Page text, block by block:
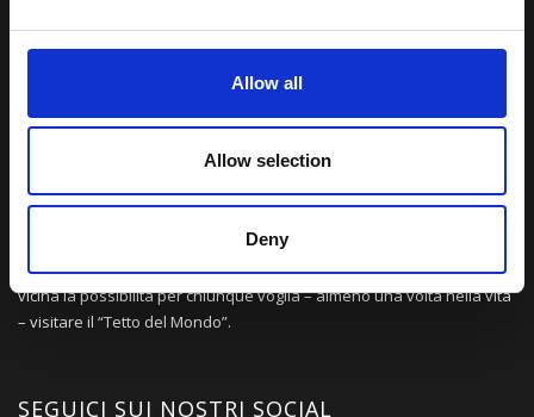
Allow all
Allow selection
Deny
Una comunità di appassionati della cultura tibetana che hanno
Una regione affascinante, densa di spiritualità che con i suoi
paesaggi e la sua gente è capace di riempire il cuore.
Attraverso i nostri contributi cercheremo agevolare la conoscenza
della cultura, della storia e della religione del paese e rendere più
vicina la possibilità per chiunque voglia – almeno una volta nella vita
– visitare il “Tetto del Mondo”.
SEGUICI SUI NOSTRI SOCIAL